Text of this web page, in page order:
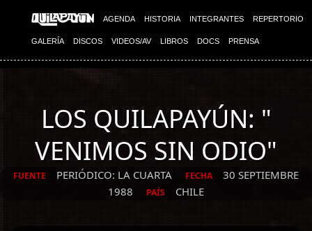
AGENDA HISTORIA INTEGRANTES REPERTORIO
GALERÍA DISCOS VIDEOS/AV LIBROS DOCS PRENSA
LOS QUILAPAYÚN: "
VENIMOS SIN ODIO"
FUENTE PERIÓDICO: LA CUARTA FECHA
30 SEPTIEMBRE
1988
PAÍS CHILE